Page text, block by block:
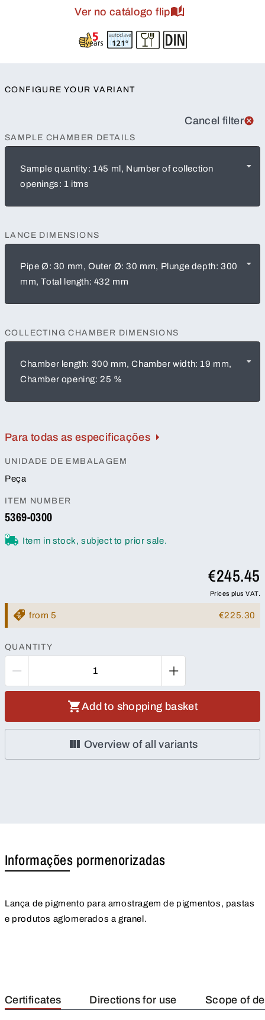
Ver no catálogo flip
CONFIGURE YOUR VARIANT
Cancel filter
SAMPLE CHAMBER DETAILS
Sample quantity: 145 ml, Number of collection
openings: 1 itms
LANCE DIMENSIONS
Pipe Ø: 30 mm, Outer Ø: 30 mm, Plunge depth: 300
mm, Total length: 432 mm
COLLECTING CHAMBER DIMENSIONS
Chamber length: 300 mm, Chamber width: 19 mm,
Chamber opening: 25 %
Para todas as especificações
UNIDADE DE EMBALAGEM
Peça
ITEM NUMBER
5369-0300
Item in stock, subject to prior sale.
€245.45
Prices plus VAT.
from 5 €225.30
QUANTITY
Add to shopping basket
Overview of all variants
Informações pormenorizadas
Lança de pigmento para amostragem de pigmentos, pastas
e produtos aglomerados a granel.
Certificates Directions for use Scope of